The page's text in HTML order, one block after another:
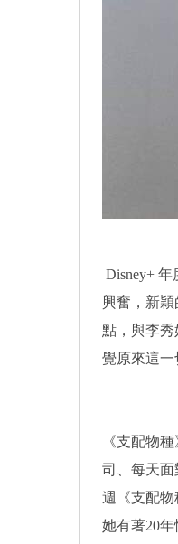
Disney+
興奮，新
點，與李
覺原來這一
《支配物
司、每天
週《支配物
她有著20